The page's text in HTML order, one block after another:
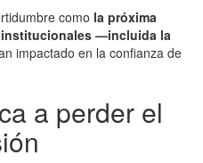
como la próxima
institucionales —incluida la
impactado en la confianza de
a perder el